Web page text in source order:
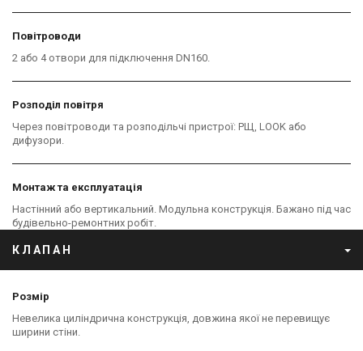
Повітроводи
2 або 4 отвори для підключення DN160.
Розподіл повітря
Через повітроводи та розподільчі пристрої: РЩ, LOOK або
дифузори.
Монтаж та експлуатація
Настінний або вертикальний. Модульна конструкція. Бажано під час
будівельно-ремонтних робіт.
КЛАПАН
Розмір
Невелика циліндрична конструкція, довжина якої не перевищує
ширини стіни.